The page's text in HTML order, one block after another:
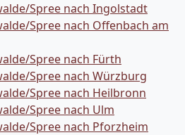
Spree nach Ingolstadt
Spree nach Offenbach am
Spree nach Fürth
Spree nach Würzburg
Spree nach Heilbronn
Spree nach Ulm
Spree nach Pforzheim